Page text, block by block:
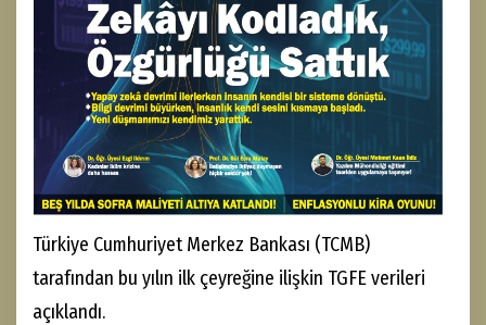
Türkiye Cumhuriyet Merkez Bankası (TCMB)
tarafından bu yılın ilk çeyreğine ilişkin TGFE verileri
açıklandı.